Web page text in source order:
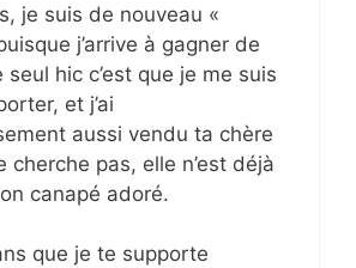
je suis de nouveau «
j’arrive à gagner de
seul hic c’est que je me suis
et j’ai
aussi vendu ta chère
cherche pas, elle n’est déjà
canapé adoré.
que je te supporte